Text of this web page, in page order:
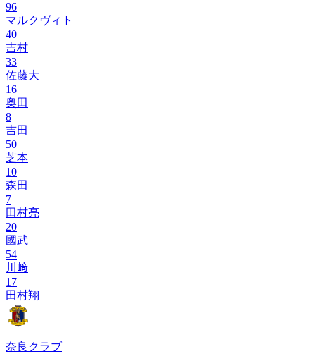
96
マルクヴィト
40
吉村
33
佐藤大
16
奥田
8
吉田
50
芝本
10
森田
7
田村亮
20
國武
54
川﨑
17
田村翔
奈良クラブ